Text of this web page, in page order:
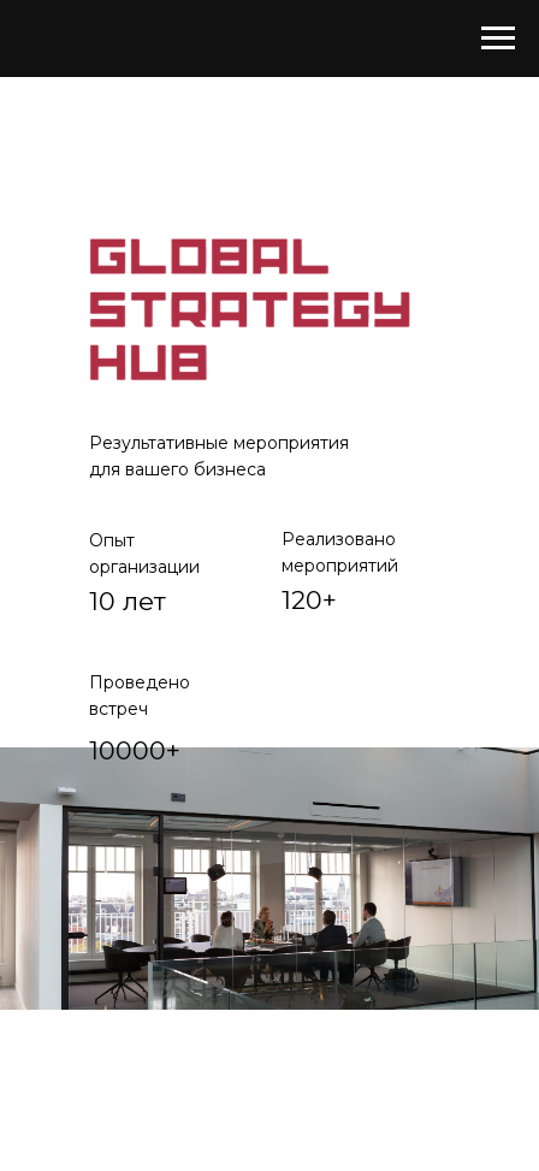
Результативные мероприятия
для вашего бизнеса
10 лет
Опыт
организации
120+
Реализовано
мероприятий
10000+
Проведено
встреч